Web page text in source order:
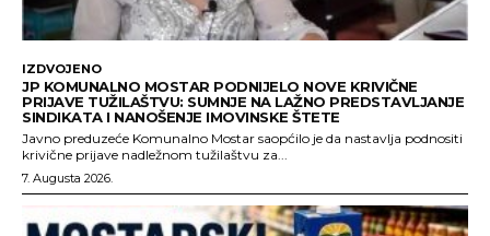
IZDVOJENO
JP KOMUNALNO MOSTAR PODNIJELO NOVE KRIVIČNE
PRIJAVE TUŽILAŠTVU: SUMNJE NA LAŽNO PREDSTAVLJANJE
SINDIKATA I NANOŠENJE IMOVINSKE ŠTETE
Javno preduzeće Komunalno Mostar saopćilo je da nastavlja podnositi
krivične prijave nadležnom tužilaštvu za...
7. Augusta 2026.